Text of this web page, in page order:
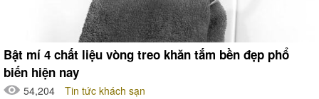
Bật mí 4 chất liệu vòng treo khăn tắm bền đẹp phổ
biến hiện nay
54,204
Tin tức khách sạn